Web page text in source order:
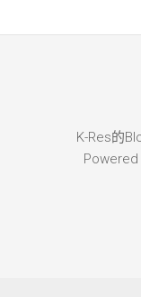
K-Res的
Powered